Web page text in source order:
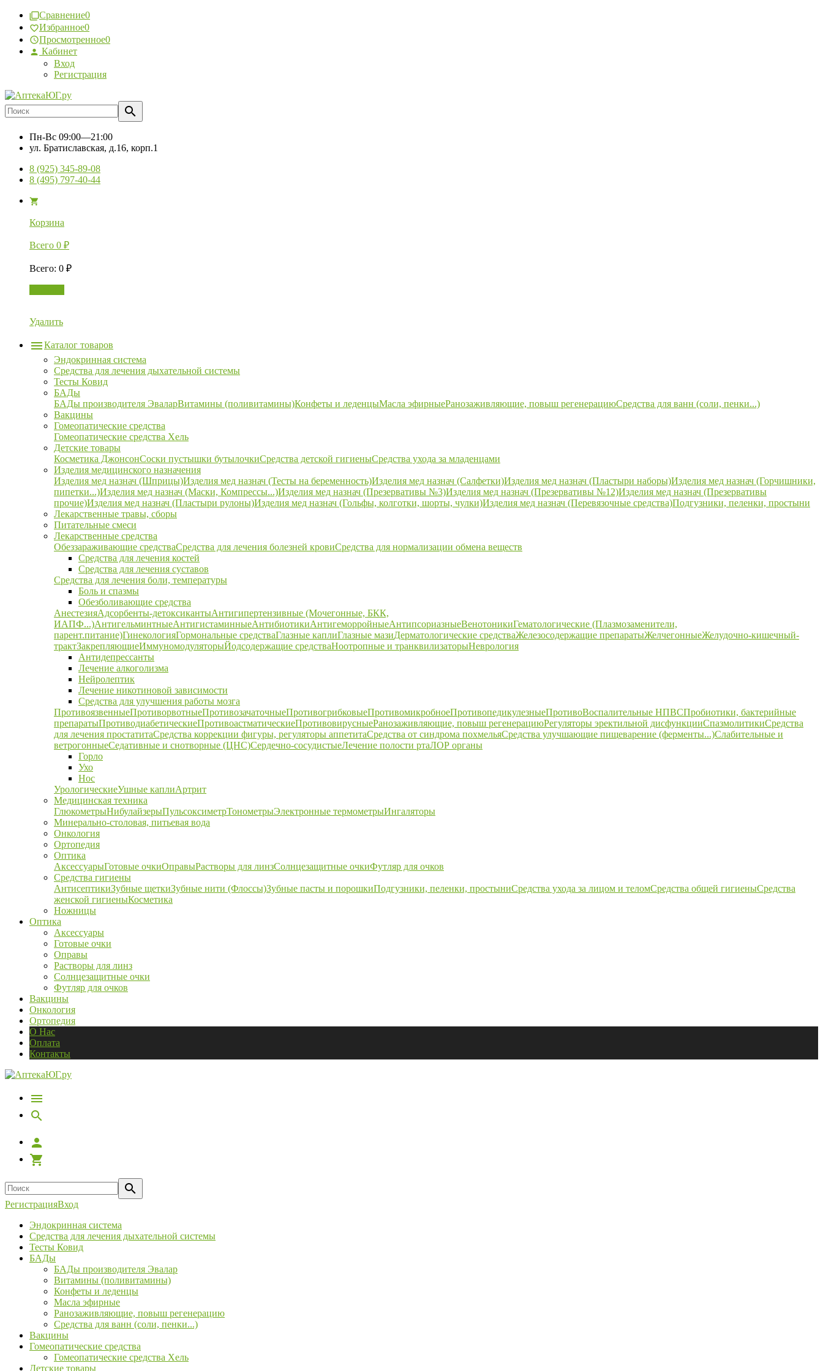
Сравнение0
Избранное0
Просмотренное0
Кабинет
Вход
Регистрация
Пн-Вс 09:00—21:00
ул. Братиславская, д.16, корп.1
8 (925) 345-89-08
8 (495) 797-40-44
Корзина
Всего 0 ₽
Всего: 0 ₽
Удалить
Каталог товаров
Эндокринная система
Средства для лечения дыхательной системы
Тесты Ковид
БАДы
БАДы производителя ЭваларВитамины (поливитамины)Конфеты и леденцыМасла эфирныеРанозаживляющие, повыш регенерациюСредства для ванн (соли, пенки...)
Вакцины
Гомеопатические средства
Гомеопатические средства Хель
Детские товары
Косметика ДжонсонСоски пустышки бутылочкиСредства детской гигиеныСредства ухода за младенцами
Изделия медицинского назначения
Изделия мед назнач (Шприцы)Изделия мед назнач (Тесты на беременность)Изделия мед назнач (Салфетки)Изделия мед назнач (Пластыри наборы)Изделия мед назнач (Горчишники,
пипетки...)Изделия мед назнач (Маски, Компрессы...)Изделия мед назнач (Презервативы №3)Изделия мед назнач (Презервативы №12)Изделия мед назнач (Презервативы
прочие)Изделия мед назнач (Пластыри рулоны)Изделия мед назнач (Гольфы, колготки, шорты, чулки)Изделия мед назнач (Перевязочные средства)Подгузники, пеленки, простыни
Лекарственные травы, сборы
Питательные смеси
Лекарственные средства
Обеззараживающие средстваСредства для лечения болезней кровиСредства для нормализации обмена веществ
Средства для лечения костей
Средства для лечения суставов
Средства для лечения боли, температуры
Боль и спазмы
Обезболивающие средства
АнестезияАдсорбенты-детоксикантыАнтигипертензивные (Мочегонные, БКК,
ИАПФ...)АнтигельминтныеАнтигистаминныеАнтибиотикиАнтигеморройныеАнтипсориазныеВенотоникиГематологические (Плазмозаменители,
парент.питание)ГинекологияГормональные средстваГлазные каплиГлазные мазиДерматологические средстваЖелезосодержащие препаратыЖелчегонныеЖелудочно-кишечный-
трактЗакрепляющиеИммуномодуляторыЙодсодержащие средстваНоотропные и транквилизаторыНеврология
Антидепрессанты
Лечение алкоголизма
Нейролептик
Лечение никотиновой зависимости
Средства для улучшения работы мозга
ПротивоязвенныеПротиворвотныеПротивозачаточныеПротивогрибковыеПротивомикробноеПротивопедикулезныеПротивоВоспалительные НПВСПробиотики, бактерийные
препаратыПротиводиабетическиеПротивоастматическиеПротивовирусныеРанозаживляющие, повыш регенерациюРегуляторы эректильной дисфункцииСпазмолитикиСредства
для лечения простатитаСредства коррекции фигуры, регуляторы аппетитаСредства от синдрома похмельяСредства улучшающие пищеварение (ферменты...)Слабительные и
ветрогонныеСедативные и снотворные (ЦНС)Сердечно-сосудистыеЛечение полости ртаЛОР органы
Горло
Ухо
Нос
УрологическиеУшные каплиАртрит
Медицинская техника
ГлюкометрыНибулайзерыПульсоксиметрТонометрыЭлектронные термометрыИнгаляторы
Минерально-столовая, питьевая вода
Онкология
Ортопедия
Оптика
АксессуарыГотовые очкиОправыРастворы для линзСолнцезащитные очкиФутляр для очков
Средства гигиены
АнтисептикиЗубные щеткиЗубные нити (Флоссы)Зубные пасты и порошкиПодгузники, пеленки, простыниСредства ухода за лицом и теломСредства общей гигиеныСредства
женской гигиеныКосметика
Ножницы
Оптика
Аксессуары
Готовые очки
Оправы
Растворы для линз
Солнцезащитные очки
Футляр для очков
Вакцины
Онкология
Ортопедия
О Нас
Оплата
Контакты
РегистрацияВход
Эндокринная система
Средства для лечения дыхательной системы
Тесты Ковид
БАДы
БАДы производителя Эвалар
Витамины (поливитамины)
Конфеты и леденцы
Масла эфирные
Ранозаживляющие, повыш регенерацию
Средства для ванн (соли, пенки...)
Вакцины
Гомеопатические средства
Гомеопатические средства Хель
Детские товары